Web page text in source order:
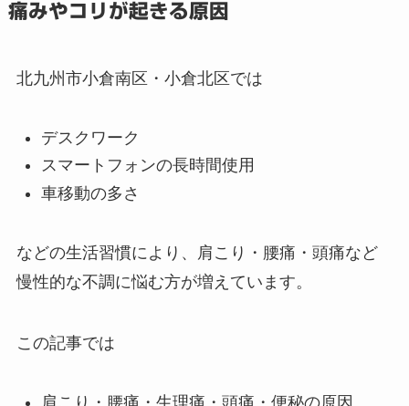
痛みやコリが起きる原因
北九州市小倉南区・小倉北区では
デスクワーク
スマートフォンの長時間使用
車移動の多さ
などの生活習慣により、肩こり・腰痛・頭痛など
慢性的な不調に悩む方が増えています。
この記事では